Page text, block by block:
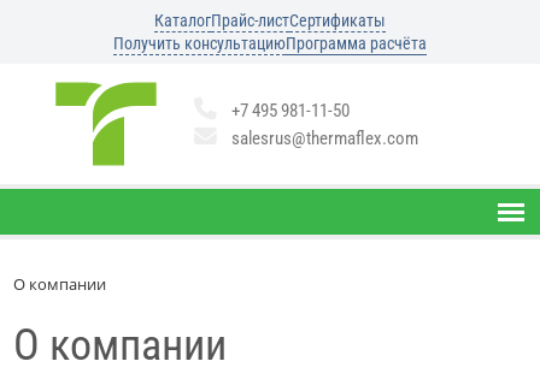
КаталогПрайс-листСертификаты
Получить консультациюПрограмма расчёта
+7 495 981-11-50
salesrus@thermaflex.com
О компании
О компании